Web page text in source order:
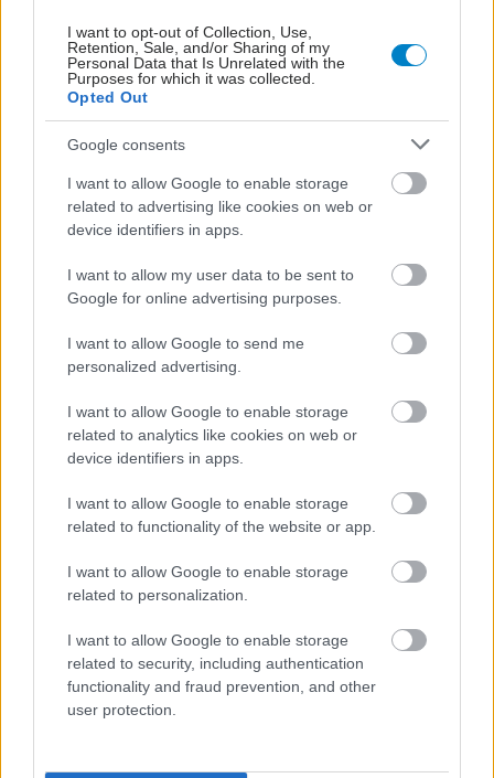
I want to opt-out of Collection, Use,
Retention, Sale, and/or Sharing of my
Personal Data that Is Unrelated with the
Purposes for which it was collected.
Opted Out
Google consents
I want to allow Google to enable storage
related to advertising like cookies on web or
device identifiers in apps.
I want to allow my user data to be sent to
Google for online advertising purposes.
I want to allow Google to send me
personalized advertising.
I want to allow Google to enable storage
related to analytics like cookies on web or
device identifiers in apps.
I want to allow Google to enable storage
related to functionality of the website or app.
I want to allow Google to enable storage
related to personalization.
I want to allow Google to enable storage
related to security, including authentication
functionality and fraud prevention, and other
user protection.
Προσθέστε το iatronet.gr στο Discover
shares
ΔΙΑΒΑΣΤΕ ΑΚΟΜΑ
Αρθροπλαστική ισχίου:
Αντοχή άνω των 30
ποσοστό επιτυχίας
Αντικατάσταση ισχίου:
στην καθημερινότητα
να γνωρίζετε